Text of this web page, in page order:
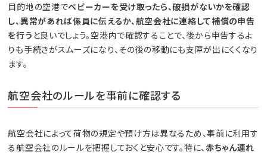
目的地の空港でベビーカーを受け取ったら、破損がないかを確認
し、異常があれば係員に伝えるか、航空会社に連絡して補償の申告
を行う と良いでしょう。空港内で確認することで、後から申告するよ
りも手続きがスムーズになり、その後の移動にも支障が出にくくなり
ます。
航空会社のルールを事前に確認する
航空会社によって荷物の規定や預け方は異なるため、事前に利用す
る航空会社のルールを把握しておくと安心です。特に、赤ちゃん連れ